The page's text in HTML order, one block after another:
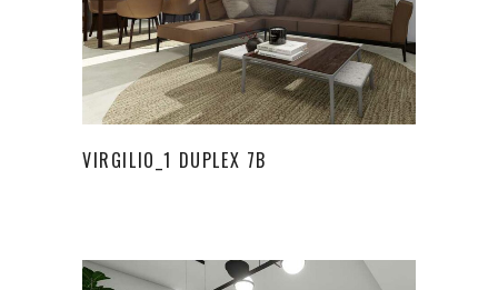
VIRGILIO_1 DUPLEX 7B